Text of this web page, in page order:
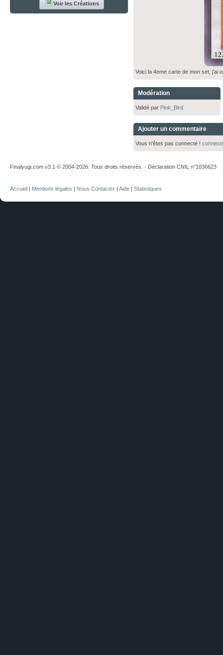
Voir les Créations
Voici la 4eme carte de mon set, j'ai
Modération
Validé par Pink_Bird
Ajouter un commentaire
Vous n'êtes pas connecté !
Finalyugi.com v3.1 © 2004-2026. Tous droits réservés. - Déclaration CNIL n°1036623
Accueil | Mentions légales | Nous Contacter | Aide | Statistiques